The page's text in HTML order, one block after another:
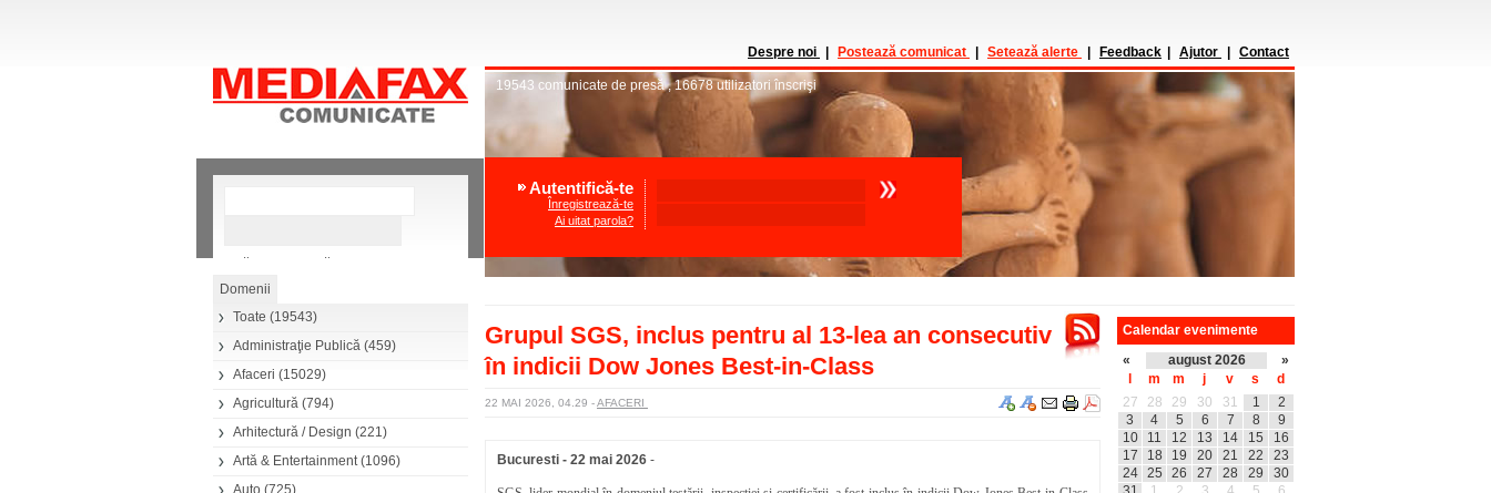
Căutare avansată
Toate (19543)
Administraţie Publică (459)
Afaceri (15029)
Agricultură (794)
Arhitectură / Design (221)
Artă & Entertainment(1096)
Auto (725)
Despre noi Postează comunicat Setează alerte Feedback Ajutor Contact
19543 comunicate de presă,16678 utilizatori înscrişi
Autentifică-te
Înregistrează-te
Ai uitat parola?
Grupul SGS, inclus pentru al 13-lea an consecutiv
în indicii Dow Jones Best-in-Class
22 MAI 2026, 04.29 -AFACERI
Bucuresti - 22 mai 2026 -
Calendar evenimente
«
august 2026
»
m m j v s
d
27
28 29 30 31 1
2
3
4 5 6 7 8
9
10
11 12 13 14 15
16
17
18 19 20 21 22
23
24
25 26 27 28 29
30